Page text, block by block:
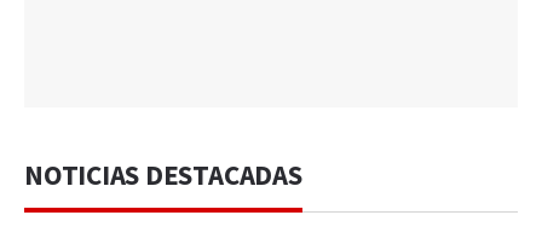
NOTICIAS DESTACADAS